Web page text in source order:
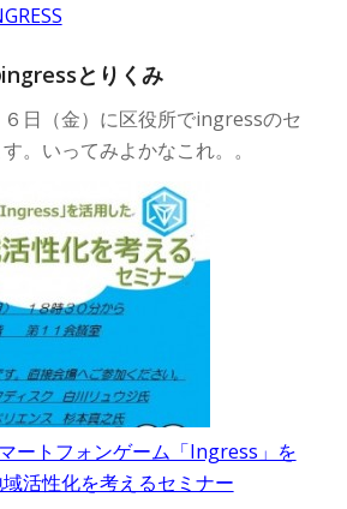
とりくみ
日（金）に区役所でingressのセ
。いってみよかなこれ。。
ートフォンゲーム「Ingress」を
活性化を考えるセミナー